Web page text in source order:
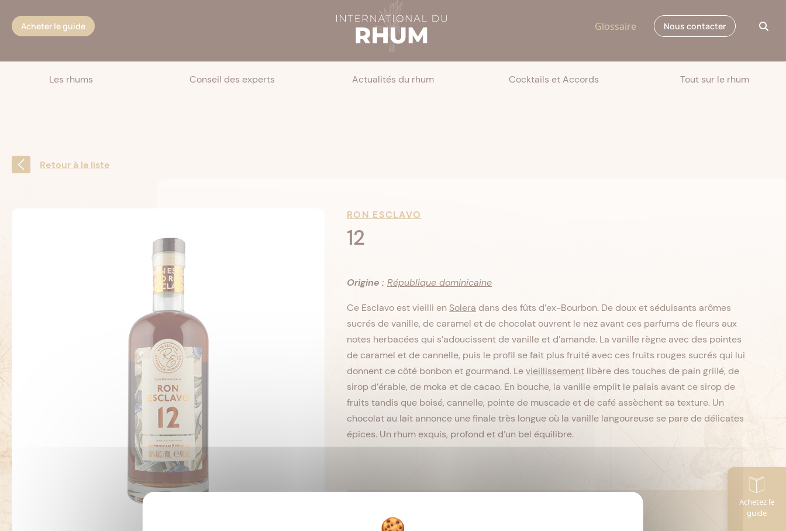
Acheter le guide Glossaire Nous contacter
Les rhums Conseil des experts Actualités du rhum Cocktails et Accords Tout sur le rhum
Retour à la liste
RON ESCLAVO
12
Origine : République dominicaine
Ce Esclavo est vieilli en Solera dans des fûts d’ex-Bourbon. De doux et séduisants arômes
sucrés de vanille, de caramel et de chocolat ouvrent le nez avant ces parfums de fleurs aux
notes herbacées qui s’adoucissent de vanille et d’amande. La vanille règne avec des pointes
de caramel et de cannelle, puis le profil se fait plus fruité avec ces fruits rouges sucrés qui lui
donnent ce côté bonbon et gourmand. Levieillissement libère des touches de pain grillé, de
sirop d’érable, de moka et de cacao. En bouche, la vanille emplit le palais avant ce sirop de
fruits tandis que boisé, cannelle, pointe de muscade et de café assèchent sa texture. Un
chocolat au lait annonce une finale très longue où la vanille langoureuse se pare de délicates
épices. Un rhum exquis, profond et d’un bel équilibre.
Matière première :
Achetez le
guide